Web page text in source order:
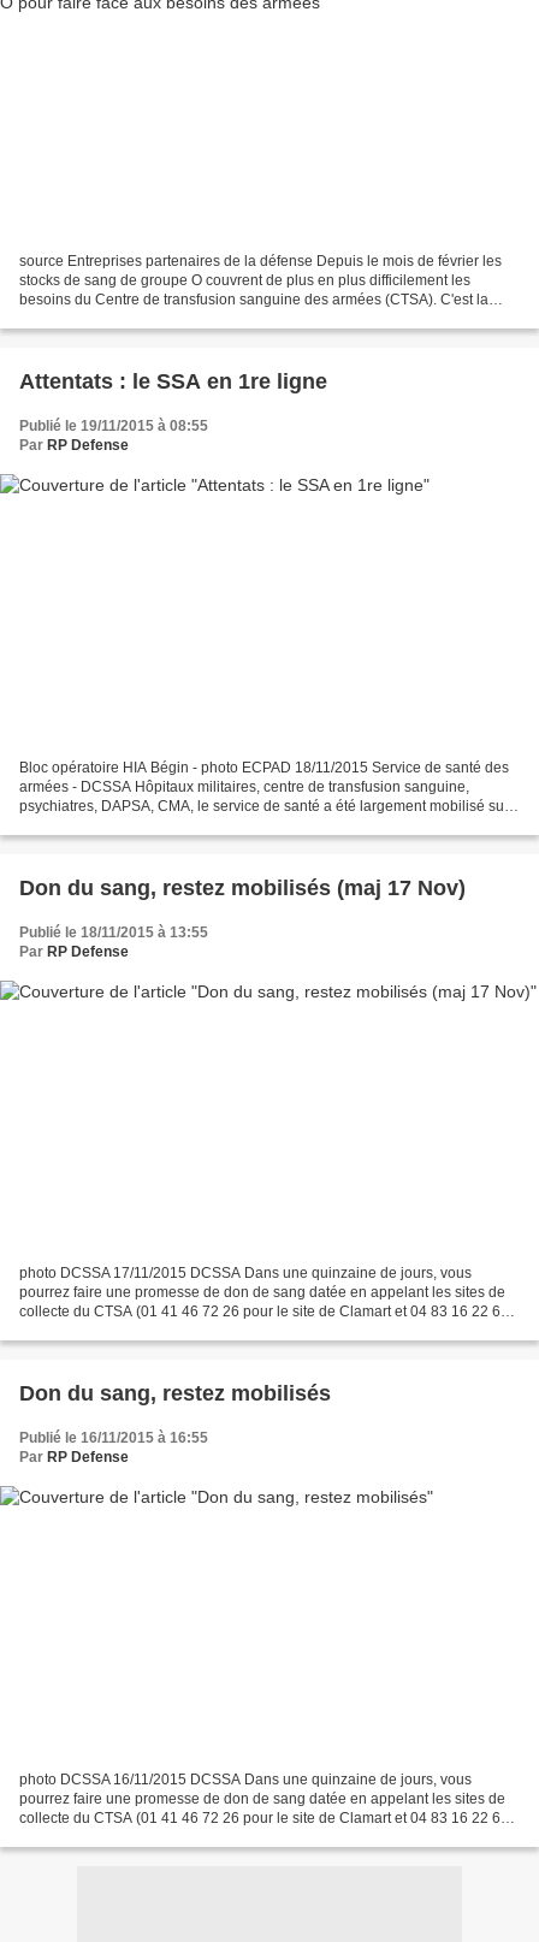
source Entreprises partenaires de la défense Depuis le mois de février les
stocks de sang de groupe O couvrent de plus en plus difficilement les
besoins du Centre de transfusion sanguine des armées (CTSA). C'est la
Attentats : le SSA en 1re ligne
Publié le 19/11/2015 à 08:55
Par RP Defense
Bloc opératoire HIA Bégin - photo ECPAD 18/11/2015 Service de santé des
armées - DCSSA Hôpitaux militaires, centre de transfusion sanguine,
psychiatres, DAPSA, CMA, le service de santé a été largement mobilisé suite
Don du sang, restez mobilisés (maj 17 Nov)
Publié le 18/11/2015 à 13:55
Par RP Defense
photo DCSSA 17/11/2015 DCSSA Dans une quinzaine de jours, vous
pourrez faire une promesse de don de sang datée en appelant les sites de
collecte du CTSA (01 41 46 72 26 pour le site de Clamart et 04 83 16 22 60
Don du sang, restez mobilisés
Publié le 16/11/2015 à 16:55
Par RP Defense
photo DCSSA 16/11/2015 DCSSA Dans une quinzaine de jours, vous
pourrez faire une promesse de don de sang datée en appelant les sites de
collecte du CTSA (01 41 46 72 26 pour le site de Clamart et 04 83 16 22 60